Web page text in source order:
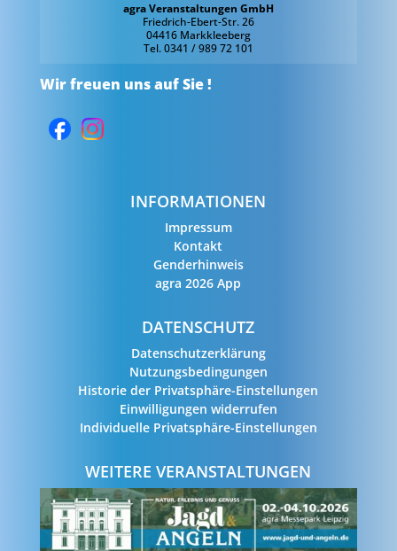
agra Veranstaltungen GmbH
Friedrich-Ebert-Str. 26
04416 Markkleeberg
Tel. 0341 / 989 72 101
Wir freuen uns auf Sie !
INFORMATIONEN
Impressum
Kontakt
Genderhinweis
agra 2026 App
DATENSCHUTZ
Datenschutzerklärung
Nutzungsbedingungen
Historie der Privatsphäre-Einstellungen
Einwilligungen widerrufen
Individuelle Privatsphäre-Einstellungen
WEITERE VERANSTALTUNGEN